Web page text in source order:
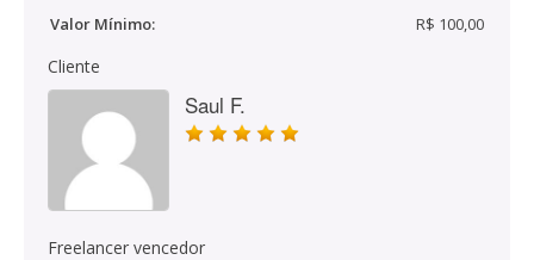
Valor Mínimo:
R$ 100,00
Cliente
Saul F.
Freelancer vencedor